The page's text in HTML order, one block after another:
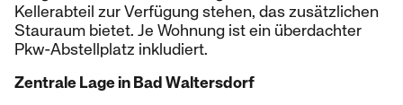
Kellerabteil zur Verfügung stehen, das zusätzlichen
Stauraum bietet. Je Wohnung ist ein überdachter
Pkw-Abstellplatz inkludiert.
Zentrale Lage in Bad Waltersdorf